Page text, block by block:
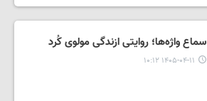
سماع واژه‌ها؛ روایتی ازندگی مولوی کُرد
۱۴۰۵-۰۴-۱۱ ۱۰:۱۲